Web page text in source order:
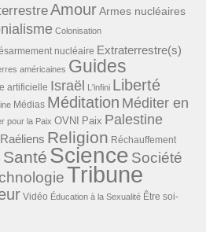
AmourArmes nucléaires
Colonisation
nucléaire Extraterrestre(s)
américaines Guides
artificielle Israël L'infini Liberté
Médias Méditation Méditer en
pour la Paix OVNI Paix Palestine
Raéliens Religion Réchauffement
Santé Science Société
Tribune
Vidéo Éducation à la Sexualité Être soi-